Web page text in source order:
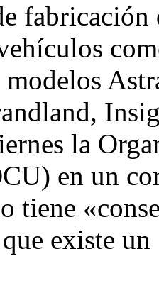
fabricación
modelos
la
en un
tiene
existe